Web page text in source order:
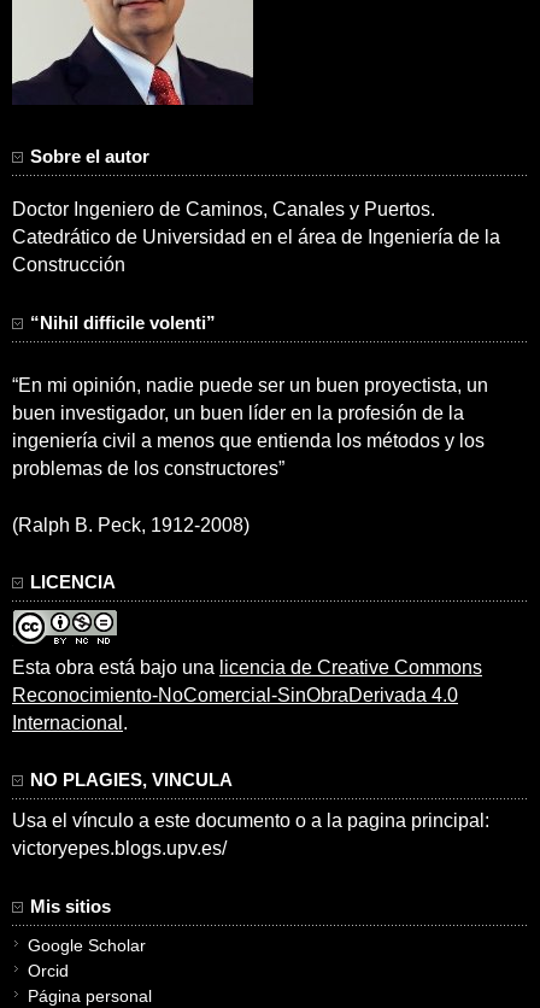
Sobre el autor
Doctor Ingeniero de Caminos, Canales y Puertos.
Catedrático de Universidad en el área de Ingeniería de la
Construcción
“Nihil difficile volenti”
“En mi opinión, nadie puede ser un buen proyectista, un
buen investigador, un buen líder en la profesión de la
ingeniería civil a menos que entienda los métodos y los
problemas de los constructores”
(Ralph B. Peck, 1912-2008)
LICENCIA
Esta obra está bajo una licencia de Creative Commons
Reconocimiento-NoComercial-SinObraDerivada 4.0
Internacional .
NO PLAGIES, VINCULA
Usa el vínculo a este documento o a la pagina principal:
victoryepes.blogs.upv.es/
Mis sitios
Google Scholar
Orcid
Página personal